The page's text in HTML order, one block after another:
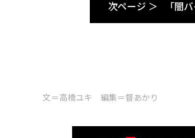
次ページ ＞ 「闇
文＝高橋ユキ 編集＝督あかり